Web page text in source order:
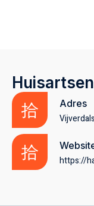
Adres
https://